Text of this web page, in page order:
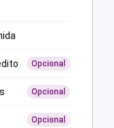
Opcional
Opcional
Opcional